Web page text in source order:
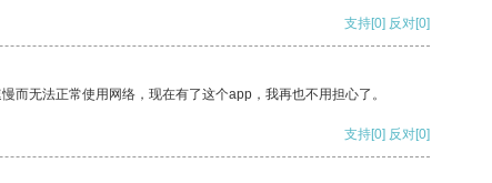
支持[0] 反对[0]
无法正常使用网络，现在有了这个app，我再也不用担心了。
支持[0] 反对[0]